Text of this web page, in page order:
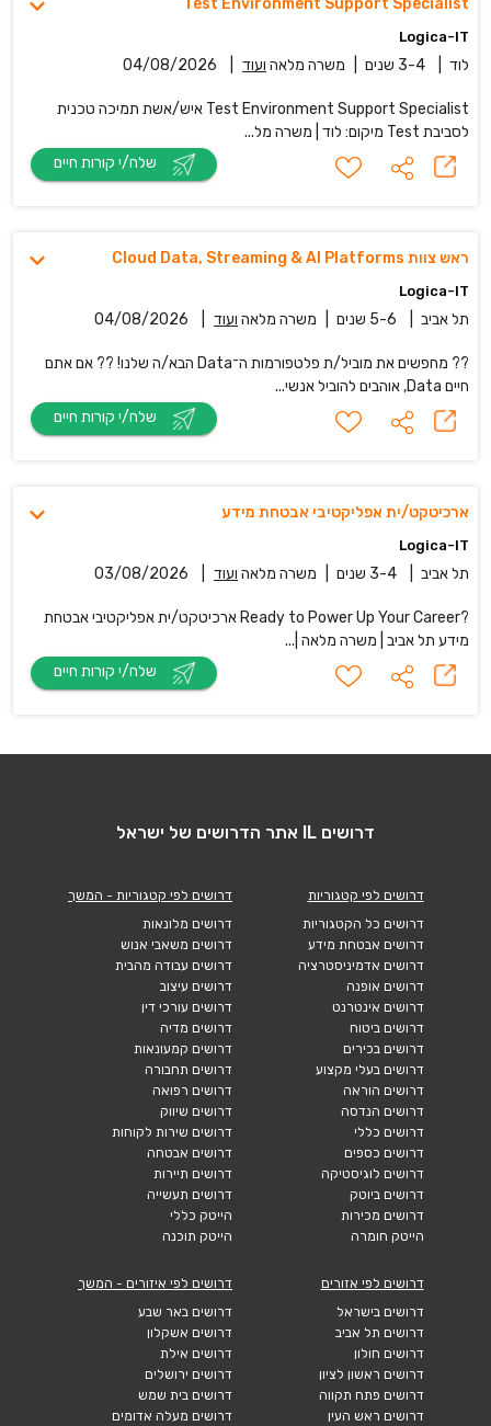
Test Environment Support Specialist
Logica-IT
לוד 3-4 שנים משרה מלאה ועוד 04/08/2026
Test Environment Support Specialist איש/אשת תמיכה טכנית
לסביבת Test מיקום: לוד | משרה מל...
ראש צוות Cloud Data, Streaming & AI Platforms
Logica-IT
תל אביב 5-6 שנים משרה מלאה ועוד 04/08/2026
?? מחפשים את מוביל/ת פלטפורמות ה־Data הבא/ה שלנו! ?? אם אתם
חיים Data, אוהבים להוביל אנשי...
ארכיטקט/ית אפליקטיבי אבטחת מידע
Logica-IT
תל אביב 3-4 שנים משרה מלאה ועוד 03/08/2026
?Ready to Power Up Your Career ארכיטקט/ית אפליקטיבי אבטחת
מידע תל אביב | משרה מלאה |...
דרושים IL אתר הדרושים של ישראל
דרושים לפי קטגוריות
דרושים כל הקטגוריות
דרושים אבטחת מידע
דרושים אדמיניסטרציה
דרושים אופנה
דרושים אינטרנט
דרושים ביטוח
דרושים בכירים
דרושים בעלי מקצוע
דרושים הוראה
דרושים הנדסה
דרושים כללי
דרושים כספים
דרושים לוגיסטיקה
דרושים ביוטק
דרושים מכירות
הייטק חומרה
דרושים לפי קטגוריות - המשך
דרושים מלונאות
דרושים משאבי אנוש
דרושים עבודה מהבית
דרושים עיצוב
דרושים עורכי דין
דרושים מדיה
דרושים קמעונאות
דרושים תחבורה
דרושים רפואה
דרושים שיווק
דרושים שירות לקוחות
דרושים אבטחה
דרושים תיירות
דרושים תעשייה
הייטק כללי
הייטק תוכנה
דרושים לפי אזורים
דרושים בישראל
דרושים תל אביב
דרושים חולון
דרושים ראשון לציון
דרושים פתח תקווה
דרושים ראש העין
דרושים לפי איזורים - המשך
דרושים באר שבע
דרושים אשקלון
דרושים אילת
דרושים ירושלים
דרושים בית שמש
דרושים מעלה אדומים